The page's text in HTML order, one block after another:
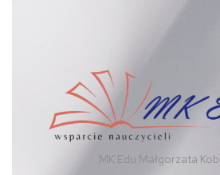
MK Edu Małgorzata